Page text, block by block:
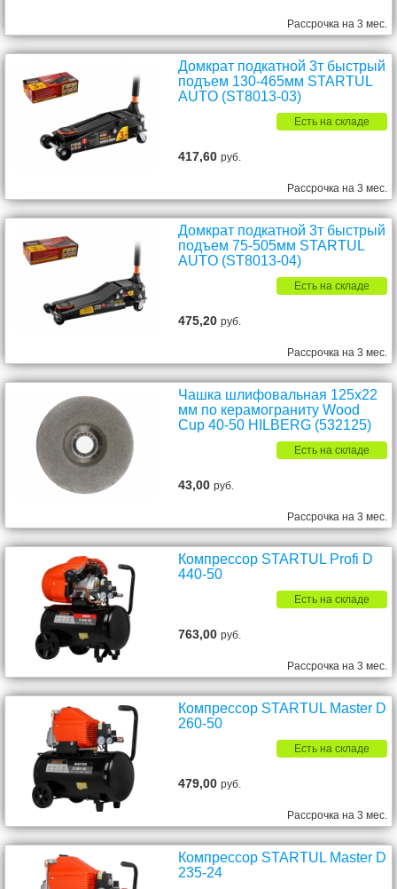
Рассрочка на 3 мес.
Домкрат подкатной 3т быстрый
подъем 130-465мм STARTUL
AUTO (ST8013-03)
Есть на складе
417,60руб.
Рассрочка на 3 мес.
Домкрат подкатной 3т быстрый
подъем 75-505мм STARTUL
AUTO (ST8013-04)
Есть на складе
475,20руб.
Рассрочка на 3 мес.
Чашка шлифовальная 125х22
мм по керамограниту Wood
Cup 40-50 HILBERG (532125)
Есть на складе
43,00руб.
Рассрочка на 3 мес.
Компрессор STARTUL Profi D
440-50
Есть на складе
763,00руб.
Рассрочка на 3 мес.
Компрессор STARTUL Master D
260-50
Есть на складе
479,00руб.
Рассрочка на 3 мес.
Компрессор STARTUL Master D
235-24